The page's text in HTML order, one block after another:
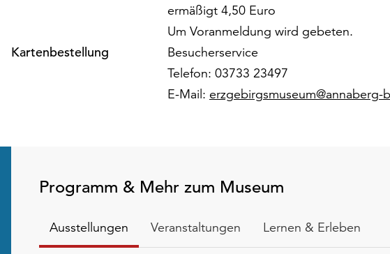
ermäßigt 4,50 Euro
Um Voranmeldung wird gebeten.
Kartenbestellung
Besucherservice
Telefon: 03733 23497
E-Mail: erzgebirgsmuseum@annaberg-
Programm & Mehr zum Museum
Ausstellungen Veranstaltungen Lernen & Erleben